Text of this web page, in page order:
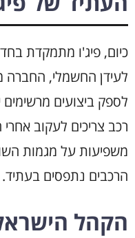
כיום, פיג'ו מתמקדת
לעידן החשמלי, החברה
לספק ביצועים מרשימים
רכב צריכים לעקוב
משפיעות על מגמות
הרכבים נתפסים בעתיד.
הקהל